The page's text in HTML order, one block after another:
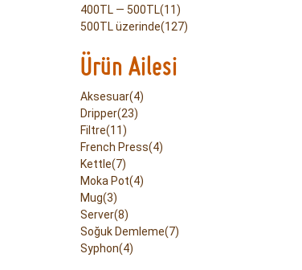
400TL — 500TL(11)
500TL üzerinde(127)
Ürün Ailesi
Aksesuar(4)
Dripper(23)
Filtre(11)
French Press(4)
Kettle(7)
Moka Pot(4)
Mug(3)
Server(8)
Soğuk Demleme(7)
Syphon(4)